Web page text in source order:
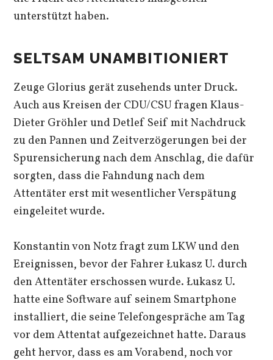
unterstützt haben.
SELTSAM UNAMBITIONIERT
Zeuge Glorius gerät zusehends unter Druck.
Auch aus Kreisen der CDU/CSU fragen Klaus-
Dieter Gröhler und Detlef Seif mit Nachdruck
zu den Pannen und Zeitverzögerungen bei der
Spurensicherung nach dem Anschlag, die dafür
sorgten, dass die Fahndung nach dem
Attentäter erst mit wesentlicher Verspätung
eingeleitet wurde.
Konstantin von Notz fragt zum LKW und den
Ereignissen, bevor der Fahrer Łukasz U. durch
den Attentäter erschossen wurde. Łukasz U.
hatte eine Software auf seinem Smartphone
installiert, die seine Telefongespräche am Tag
vor dem Attentat aufgezeichnet hatte. Daraus
geht hervor, dass es am Vorabend, noch vor